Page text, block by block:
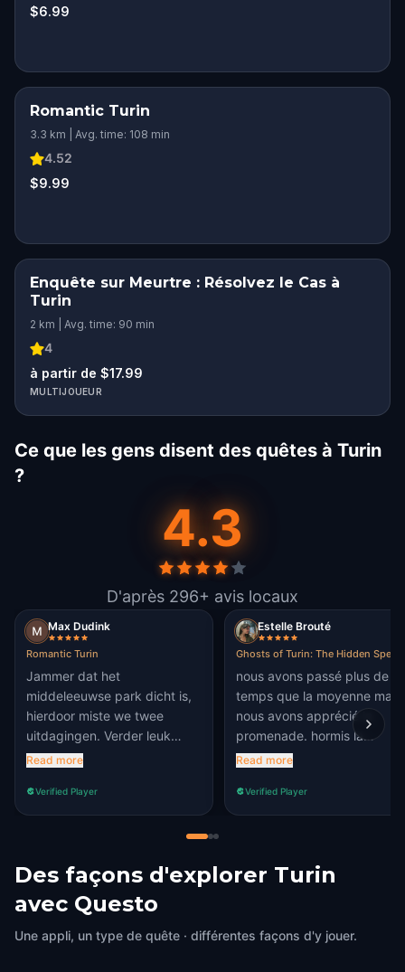
$6.99
Romantic Turin
3.3 km | Avg. time: 108 min
4.52
$9.99
Enquête sur Meurtre : Résolvez le Cas à
Turin
2 km | Avg. time: 90 min
4
à partir de $17.99
MULTIJOUEUR
Ce que les gens disent des quêtes à Turin
?
4.3
D'après 296+ avis locaux
Max Dudink
Romantic Turin
Jammer dat het
middeleeuwse park dicht is,
hierdoor miste we twee
uitdagingen. Verder leuk
verhaal die je langs een
die je anders niet zo snel zou
zien.
Read more
Verified Player
Estelle Brouté
Ghosts of Turin: The Hidden Spell
nous avons passé plus de
temps que la moyenne mais
nous avons apprécié la
promenade. hormis la
dernière énigme où nous
anglais, tout le reste était
accessible !
Read more
Verified Player
Des façons d'explorer Turin
avec Questo
Une appli, un type de quête · différentes façons d'y jouer.